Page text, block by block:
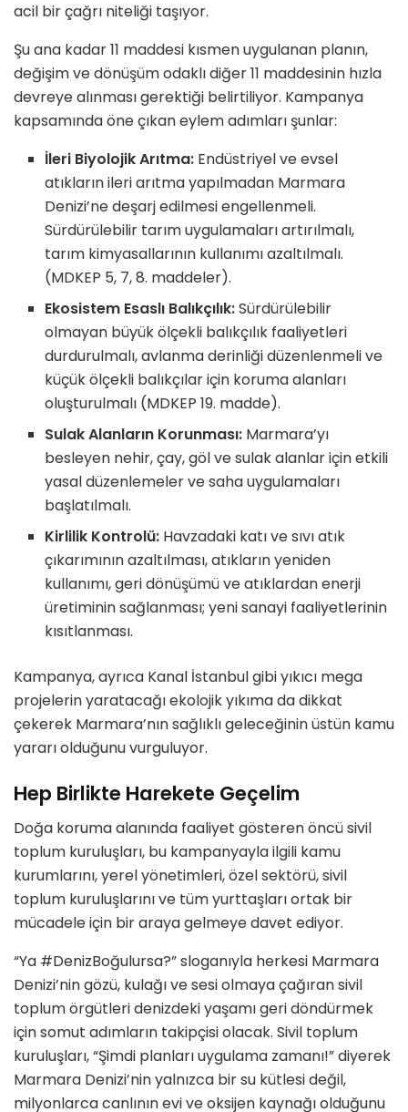
acil bir çağrı niteliği taşıyor.
Şu ana kadar 11 maddesi kısmen uygulanan planın,
değişim ve dönüşüm odaklı diğer 11 maddesinin hızla
devreye alınması gerektiği belirtiliyor. Kampanya
kapsamında öne çıkan eylem adımları şunlar:
İleri Biyolojik Arıtma: Endüstriyel ve evsel
atıkların ileri arıtma yapılmadan Marmara
Denizi’ne deşarj edilmesi engellenmeli.
Sürdürülebilir tarım uygulamaları artırılmalı,
tarım kimyasallarının kullanımı azaltılmalı.
(MDKEP 5, 7, 8. maddeler).
Ekosistem Esaslı Balıkçılık:Sürdürülebilir
olmayan büyük ölçekli balıkçılık faaliyetleri
durdurulmalı, avlanma derinliği düzenlenmeli ve
küçük ölçekli balıkçılar için koruma alanları
oluşturulmalı (MDKEP 19. madde).
Sulak Alanların Korunması: Marmara’yı
besleyen nehir, çay, göl ve sulak alanlar için etkili
yasal düzenlemeler ve saha uygulamaları
başlatılmalı.
Kirlilik Kontrolü: Havzadaki katı ve sıvı atık
çıkarımının azaltılması, atıkların yeniden
kullanımı, geri dönüşümü ve atıklardan enerji
üretiminin sağlanması; yeni sanayi faaliyetlerinin
kısıtlanması.
Kampanya, ayrıca Kanal İstanbul gibi yıkıcı mega
projelerin yaratacağı ekolojik yıkıma da dikkat
çekerek Marmara’nın sağlıklı geleceğinin üstün kamu
yararı olduğunu vurguluyor.
Hep Birlikte Harekete Geçelim
Doğa koruma alanında faaliyet gösteren öncü sivil
toplum kuruluşları, bu kampanyayla ilgili kamu
kurumlarını, yerel yönetimleri, özel sektörü, sivil
toplum kuruluşlarını ve tüm yurttaşları ortak bir
mücadele için bir araya gelmeye davet ediyor.
“Ya #DenizBoğulursa?” sloganıyla herkesi Marmara
Denizi’nin gözü, kulağı ve sesi olmaya çağıran sivil
toplum örgütleri denizdeki yaşamı geri döndürmek
için somut adımların takipçisi olacak. Sivil toplum
kuruluşları, “Şimdi planları uygulama zamanı!” diyerek
Marmara Denizi’nin yalnızca bir su kütlesi değil,
milyonlarca canlının evi ve oksijen kaynağı olduğunu